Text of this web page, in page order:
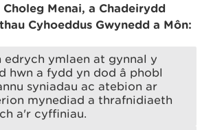
Menai, a Chadeirydd
Cyhoeddus Gwynedd a Môn:
edrych ymlaen at gynnal y
hwn a fydd yn dod â phobl
syniadau ac atebion ar
mynediad a thrafnidiaeth
a'r cyffiniau.